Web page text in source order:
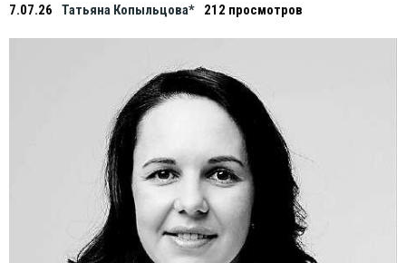
7.07.26 Татьяна Копыльцова* 212 просмотров